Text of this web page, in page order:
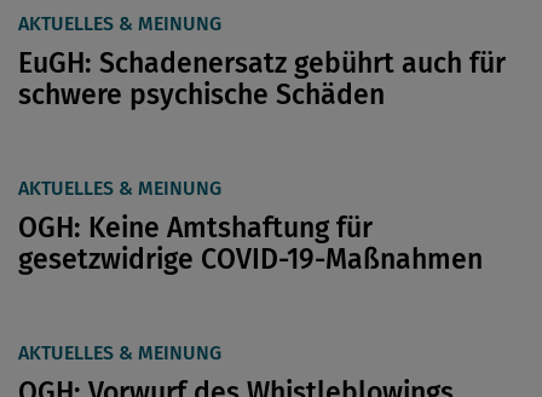
AKTUELLES & MEINUNG
EuGH: Schadenersatz gebührt auch für
schwere psychische Schäden
AKTUELLES & MEINUNG
OGH: Keine Amtshaftung für
gesetzwidrige COVID-19-Maßnahmen
AKTUELLES & MEINUNG